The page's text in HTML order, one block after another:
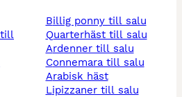
billig ponny till salu
quarterhäst till salu
ardenner till salu
connemara till salu
arabisk häst
lipizzaner till salu